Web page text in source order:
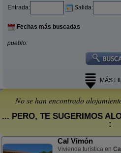
Entrada: Salida:
Fechas más buscadas
pueblo:
MÁS
No se han encontrado
... PERO, TE SUGERIMOS
:
Cal Vimón
Vivienda turística en